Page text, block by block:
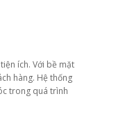
ích. Với bề mặt
hàng. Hệ thống
trong quá trình